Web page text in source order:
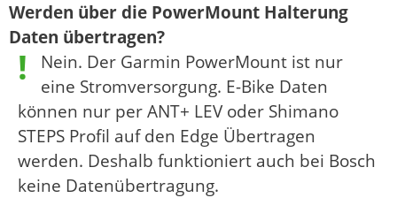
Werden über die PowerMount Halterung
Daten übertragen?
Nein. Der Garmin PowerMount ist nur
eine Stromversorgung. E-Bike Daten
können nur per ANT+ LEV oder Shimano
STEPS Profil auf den Edge Übertragen
werden. Deshalb funktioniert auch bei Bosch
keine Datenübertragung.